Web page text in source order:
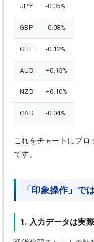
JPY -0.35%
GBP -0.08%
CHF -0.12%
AUD +0.15%
NZD +0.10%
CAD -0.04%
これをチャートにプロ
です。
「印象操作」で
1. 入力データは実